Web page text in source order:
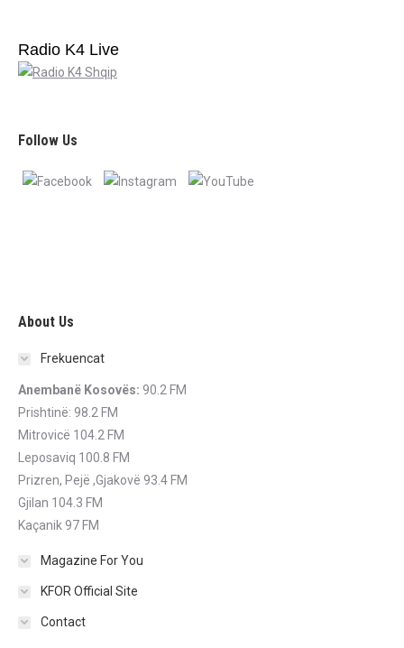
Radio K4 Live
Follow Us
About Us
Frekuencat
Anembanë Kosovës: 90.2 FM
Prishtinë: 98.2 FM
Mitrovicë 104.2 FM
Leposaviq 100.8 FM
Prizren, Pejë ,Gjakovë 93.4 FM
Gjilan 104.3 FM
Kaçanik 97 FM
Magazine For You
KFOR Official Site
Contact